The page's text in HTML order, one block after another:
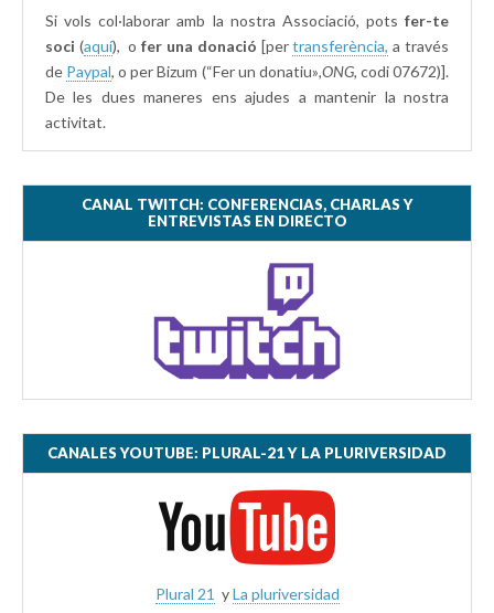
Si vols col·laborar amb la nostra Associació, pots fer-te
soci (aquí), ofer una donació [pertransferència, a través
de Paypal, o per Bizum (“Fer un donatiu»,ONG, codi 07672)].
De les dues maneres ens ajudes a mantenir la nostra
activitat.
CANAL TWITCH: CONFERENCIAS, CHARLAS Y
ENTREVISTAS EN DIRECTO
CANALES YOUTUBE: PLURAL-21 Y LA PLURIVERSIDAD
Plural 21 yLa pluriversidad